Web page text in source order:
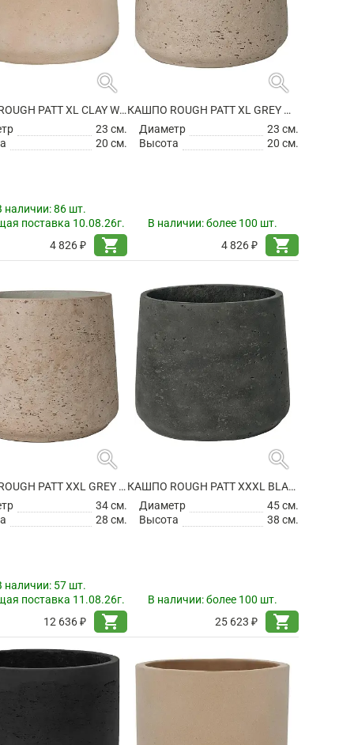
search
КАШПО ROUGH PATT XL CLAY WASHED
23 см.
20 см.
наличии:86 шт.
поставка 10.08.26г.
4 826 ₽
shopping_cart
search
КАШПО ROUGH PATT XL GREY WASHED
Диаметр
23 см.
Высота
20 см.
В наличии:более 100 шт.
4 826 ₽
shopping_cart
search
КАШПО ROUGH PATT XXL GREY WASHED
34 см.
28 см.
наличии: 57 шт.
поставка 11.08.26г.
12 636 ₽
shopping_cart
search
КАШПО ROUGH PATT XXXL BLACK WASHED
Диаметр
45 см.
Высота
38 см.
В наличии:более 100 шт.
25 623 ₽
shopping_cart